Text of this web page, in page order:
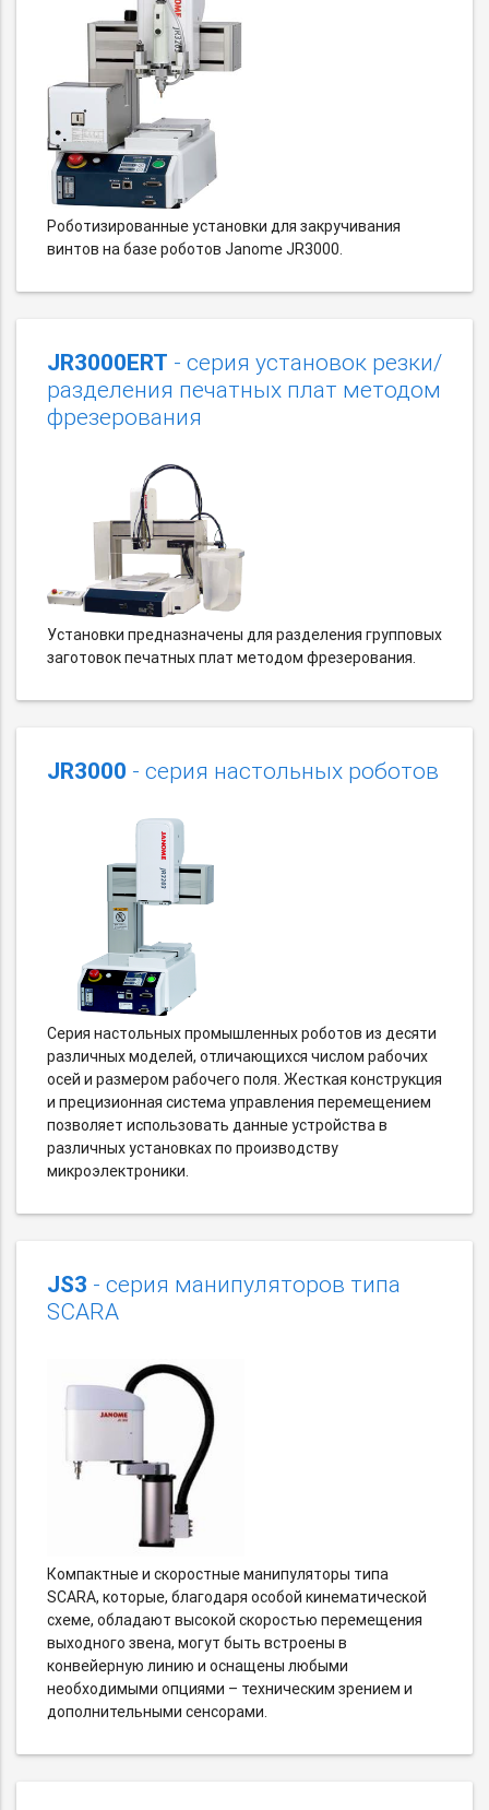
Роботизированные установки для закручивания
винтов на базе роботов Janome JR3000.
JR3000ERT - серия установок резки/
разделения печатных плат методом
фрезерования
Установки предназначены для разделения групповых
заготовок печатных плат методом фрезерования.
JR3000 - серия настольных роботов
Серия настольных промышленных роботов из десяти
различных моделей, отличающихся числом рабочих
осей и размером рабочего поля. Жесткая конструкция
и прецизионная система управления перемещением
позволяет использовать данные устройства в
различных установках по производству
микроэлектроники.
JS3 - серия манипуляторов типа
SCARA
Компактные и скоростные манипуляторы типа
SCARA, которые, благодаря особой кинематической
схеме, обладают высокой скоростью перемещения
выходного звена, могут быть встроены в
конвейерную линию и оснащены любыми
необходимыми опциями – техническим зрением и
дополнительными сенсорами.